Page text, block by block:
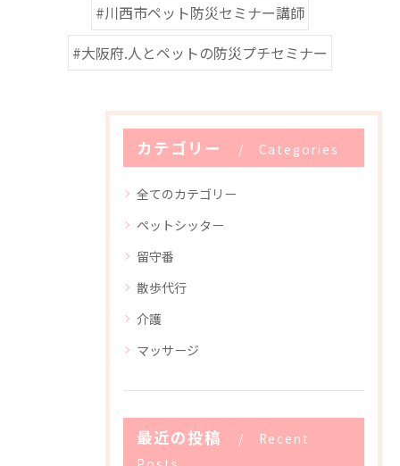
#川西市ペット防災セミナー講師
#大阪府.人とペットの防災プチセミナー
カテゴリー Categories
全てのカテゴリー
ペットシッター
留守番
散歩代行
介護
マッサージ
最近の投稿
Recent